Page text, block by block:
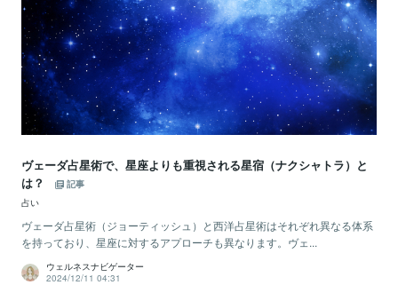
ヴェーダ占星術で、星座よりも重視される星宿（ナクシャトラ）と
は？
記事
占い
ヴェーダ占星術（ジョーティッシュ）と西洋占星術はそれぞれ異なる体系
を持っており、星座に対するアプローチも異なります。ヴェ...
ウェルネスナビゲーター
2024/12/11 04:31